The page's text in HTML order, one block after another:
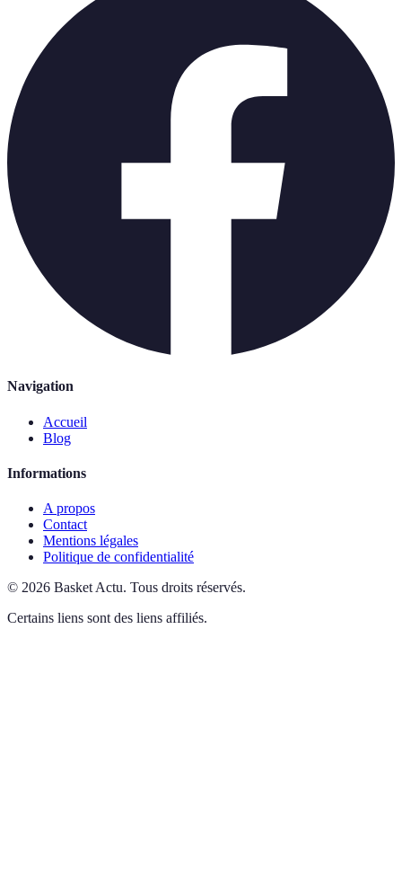
Navigation
Accueil
Blog
Informations
A propos
Contact
Mentions légales
Politique de confidentialité
© 2026 Basket Actu. Tous droits réservés.
Certains liens sont des liens affiliés.